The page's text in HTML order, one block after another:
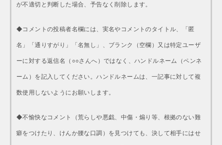
が不適切と判断した場合、予告なく削除します。
◆コメントの投稿者名欄には、実名やコメントのタイトル、「匿
名」「通りすがり」「名無し」、ブランク（空欄）又は特定ユーザ
ーに対する返信名（○○さんへ）ではなく、ハンドルネーム（ペンネ
ーム）を記入してください。ハンドルネームは、一記事に対して複
数使用しないようにお願いします。
◆不愉快なコメント（荒らしや悪戯、中傷・煽り等、根拠のない難
癖をつけたり、けんか腰な口調）を見つけても、決して相手にはせ